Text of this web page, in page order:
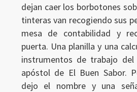
dejan caer los borbotones
tinteras van recogiendo sus
mesa de contabilidad y
puerta. Una planilla y una
instrumentos de trabajo
apóstol de El Buen Sabor.
dejo el nombre y una